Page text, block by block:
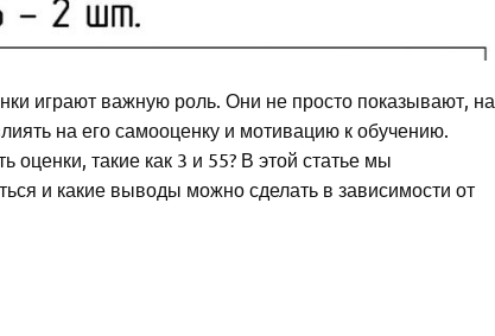
играют важную роль. Они не просто показывают, на
на его самооценку и мотивацию к обучению.
оценки, такие как 3 и 55? В этой статье мы
и какие выводы можно сделать в зависимости от